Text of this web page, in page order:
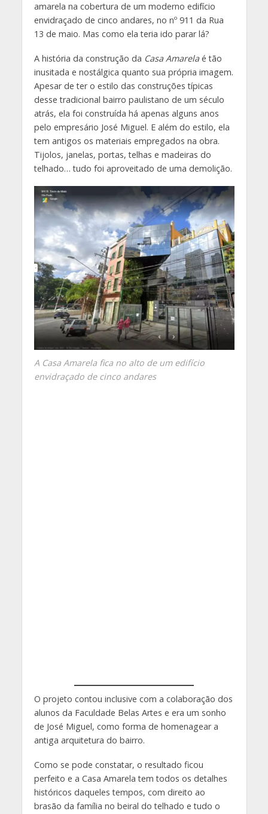
amarela na cobertura de um moderno edifício
envidraçado de cinco andares, no nº 911 da Rua
13 de maio. Mas como ela teria ido parar lá?
A história da construção da Casa Amarelaé tão
inusitada e nostálgica quanto sua própria imagem.
Apesar de ter o estilo das construções típicas
desse tradicional bairro paulistano de um século
atrás, ela foi construída há apenas alguns anos
pelo empresário José Miguel. E além do estilo, ela
tem antigos os materiais empregados na obra.
Tijolos, janelas, portas, telhas e madeiras do
telhado… tudo foi aproveitado de uma demolição.
A Casa Amarela fica no alto de um edifício
envidraçado de cinco andares
O projeto contou inclusive com a colaboração dos
alunos da Faculdade Belas Artes e era um sonho
de José Miguel, como forma de homenagear a
antiga arquitetura do bairro.
Como se pode constatar, o resultado ficou
perfeito e a Casa Amarela tem todos os detalhes
históricos daqueles tempos, com direito ao
brasão da família no beiral do telhado e tudo o